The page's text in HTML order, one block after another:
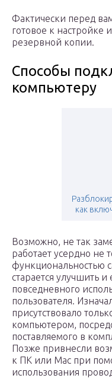
Фактически перед
готовое к настройке
резервной копии.
Способы
компьютеру
как
Возможно, не так
работает усердно не
функциональностью
старается улучшить и
повседневного
пользователя.
присутствовало
компьютером,
поставляемого в
Позже привнесли
к ПК или Mac при
использования